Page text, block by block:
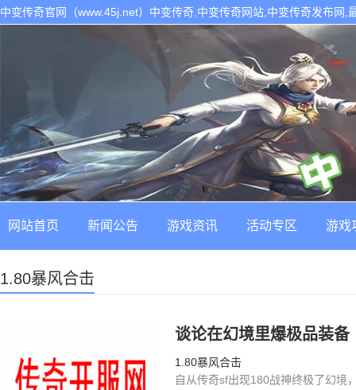
中变传奇官网（www.45j.net）中变传奇,中变传奇网站,中变传奇发布网,
网站首页 新闻公告 游戏资讯 活动专区 游戏
1.80暴风合击
谈论在幻境里爆极品装备
1.80暴风合击
自从传奇sf出现180战神终极了幻境